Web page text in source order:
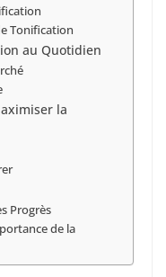
Tonification
au Quotidien
la
Progrès
de la